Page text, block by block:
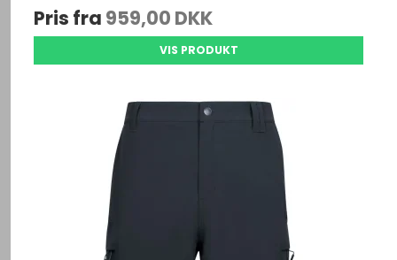
Pris fra 959,00 DKK
VIS PRODUKT